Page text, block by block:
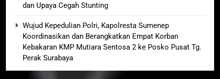
dan Upaya Cegah Stunting
Wujud Kepedulian Polri, Kapolresta Sumenep
Koordinasikan dan Berangkatkan Empat Korban
Kebakaran KMP Mutiara Sentosa 2 ke Posko Pusat Tg.
Perak Surabaya